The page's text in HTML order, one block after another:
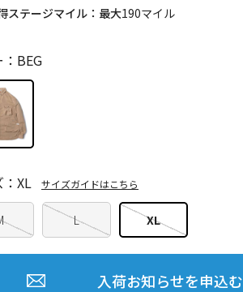
ステージマイル：最大190マイル
BEG
L XL
XL サイズガイドはこちら
入荷お知らせを申込む